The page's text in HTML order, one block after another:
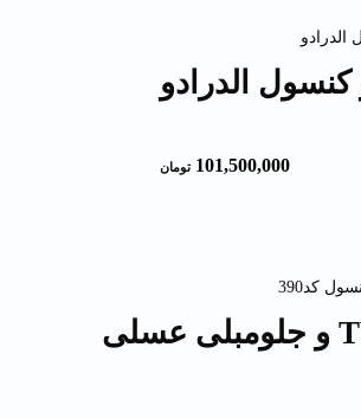
الدرادو
101,500,000 تومان
ست میزTV و جلومبلی عسلی